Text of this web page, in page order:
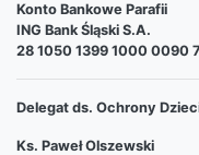
Konto Bankowe Parafii
ING Bank Śląski S.A.
28 1050 1399 1000 0090
Delegat ds. Ochrony
Ks. Paweł Olszewski